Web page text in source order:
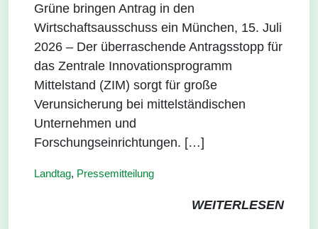
Grüne bringen Antrag in den
Wirtschaftsausschuss ein München, 15. Juli
2026 – Der überraschende Antragsstopp für
das Zentrale Innovationsprogramm
Mittelstand (ZIM) sorgt für große
Verunsicherung bei mittelständischen
Unternehmen und
Forschungseinrichtungen. […]
Landtag, Pressemitteilung
WEITERLESEN